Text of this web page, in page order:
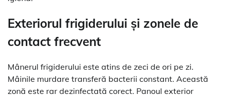
Exteriorul frigiderului și zonele de
contact frecvent
Mânerul frigiderului este atins de zeci de ori pe zi.
Mâinile murdare transferă bacterii constant. Această
zonă este rar dezinfectată corect. Panoul exterior